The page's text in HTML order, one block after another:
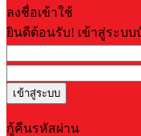
ลงชื่อเข้าใช้
ยินดีต้อนรับ! เข้าสู่ระบ
กู้คืนรหัสผ่าน